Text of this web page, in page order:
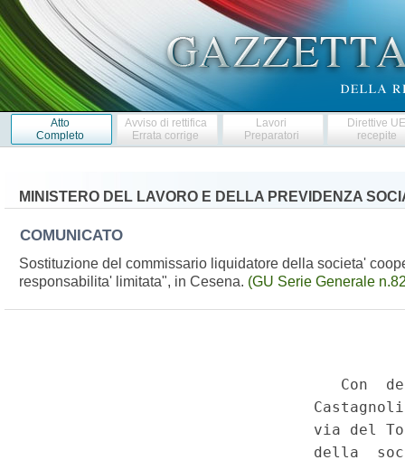
Atto
Completo
Avviso di rettifica
Errata corrige
Lavori
Preparatori
Direttive
recepite
MINISTERO DEL LAVORO E DELLA PREVIDENZA
COMUNICATO
Sostituzione del commissario liquidatore della societa'
responsabilita' limitata", in Cesena. (GU Serie Generale